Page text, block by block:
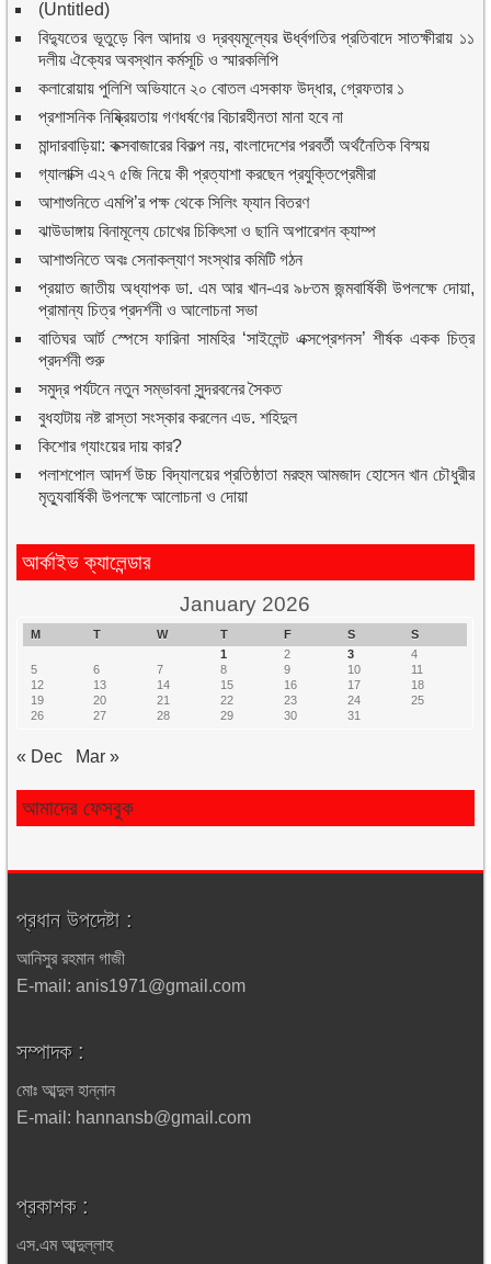
(Untitled)
বিদ্যুতের ভূতুড়ে বিল আদায় ও দ্রব্যমূল্যের ঊর্ধ্বগতির প্রতিবাদে সাতক্ষীরায় ১১
দলীয় ঐক্যের অবস্থান কর্মসূচি ও স্মারকলিপি
কলারোয়ায় পুলিশি অভিযানে ২০ বোতল এসকাফ উদ্ধার, গ্রেফতার ১
প্রশাসনিক নিষ্ক্রিয়তায় গণধর্ষণের বিচারহীনতা মানা হবে না
মান্দারবাড়িয়া: কক্সবাজারের বিকল্প নয়, বাংলাদেশের পরবর্তী অর্থনৈতিক বিস্ময়
গ্যালাক্সি এ২৭ ৫জি নিয়ে কী প্রত্যাশা করছেন প্রযুক্তিপ্রেমীরা
আশাশুনিতে এমপি’র পক্ষ থেকে সিলিং ফ্যান বিতরণ
ঝাউডাঙ্গায় বিনামূল্যে চোখের চিকিৎসা ও ছানি অপারেশন ক্যাম্প
আশাশুনিতে অবঃ সেনাকল্যাণ সংস্থার কমিটি গঠন
প্রয়াত জাতীয় অধ্যাপক ডা. এম আর খান-এর ৯৮তম জন্মবার্ষিকী উপলক্ষে দোয়া,
প্রামান্য চিত্র প্রদর্শনী ও আলোচনা সভা
বাতিঘর আর্ট স্পেসে ফারিনা সামহির ‘সাইলেন্ট এক্সপ্রেশনস’ শীর্ষক একক চিত্র
প্রদর্শনী শুরু
সমুদ্র পর্যটনে নতুন সম্ভাবনা সুন্দরবনের সৈকত
বুধহাটায় নষ্ট রাস্তা সংস্কার করলেন এড. শহিদুল
কিশোর গ্যাংয়ের দায় কার?
পলাশপোল আদর্শ উচ্চ বিদ্যালয়ের প্রতিষ্ঠাতা মরহুম আমজাদ হোসেন খান চৌধুরীর
মৃত্যুবার্ষিকী উপলক্ষে আলোচনা ও দোয়া
আর্কাইভ ক্যালেন্ডার
January 2026
M T W T F S
S
1
2 3
4
5
6 7 8 9 10
11
12
13 14 15 16 17
18
19
20 21 22 23 24
25
26
27 28 29 30 31
« Dec Mar »
আমাদের ফেসবুক
প্রধান উপদেষ্টা :
আনিসুর রহমান গাজী
E-mail: anis1971@gmail.com
সম্পাদক :
মোঃ আব্দুল হান্নান
E-mail: hannansb@gmail.com
প্রকাশক :
এস.এম আব্দুল্লাহ